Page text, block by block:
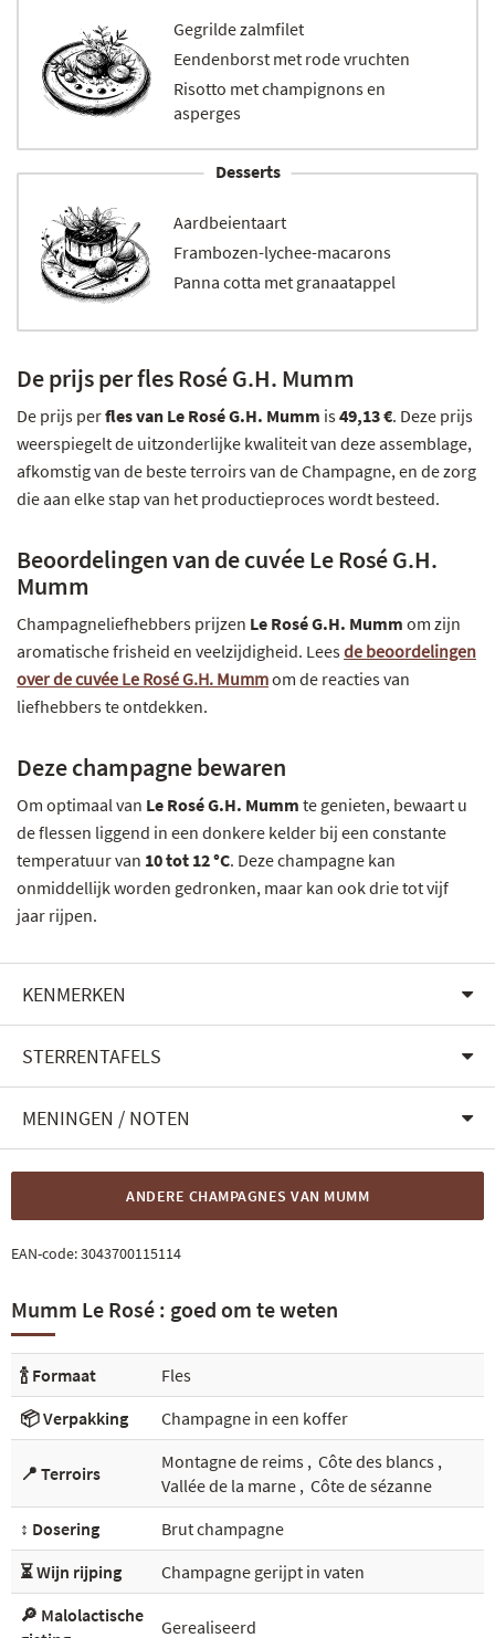
Gegrilde zalmfilet
Eendenborst met rode vruchten
Risotto met champignons en
asperges
Desserts
Aardbeientaart
Frambozen-lychee-macarons
Panna cotta met granaatappel
De prijs per fles Rosé G.H. Mumm
De prijs perfles van Le Rosé G.H. Mumm is49,13 €. Deze prijs
weerspiegelt de uitzonderlijke kwaliteit van deze assemblage,
afkomstig van de beste terroirs van de Champagne, en de zorg
die aan elke stap van het productieproces wordt besteed.
Beoordelingen van de cuvée Le Rosé G.H.
Mumm
Champagneliefhebbers prijzen Le Rosé G.H. Mumm om zijn
aromatische frisheid en veelzijdigheid. Leesde beoordelingen
over de cuvée Le Rosé G.H. Mummom de reacties van
liefhebbers te ontdekken.
Deze champagne bewaren
Om optimaal van Le Rosé G.H. Mumm te genieten, bewaart u
de flessen liggend in een donkere kelder bij een constante
temperatuur van 10 tot 12 °C. Deze champagne kan
onmiddellijk worden gedronken, maar kan ook drie tot vijf
jaar rijpen.
KENMERKEN
STERRENTAFELS
MENINGEN / NOTEN
ANDERE CHAMPAGNES VAN MUMM
EAN-code:3043700115114
Mumm Le Rosé : goed om te weten
🍾 Formaat
Fles
📦 Verpakking
Champagne in een koffer
📍 Terroirs
Montagne de reims , Côte des blancs ,
Vallée de la marne , Côte de sézanne
↕️ Dosering
Brut champagne
⏳ Wijn rijping
Champagne gerijpt in vaten
🔎 Malolactische
Gerealiseerd